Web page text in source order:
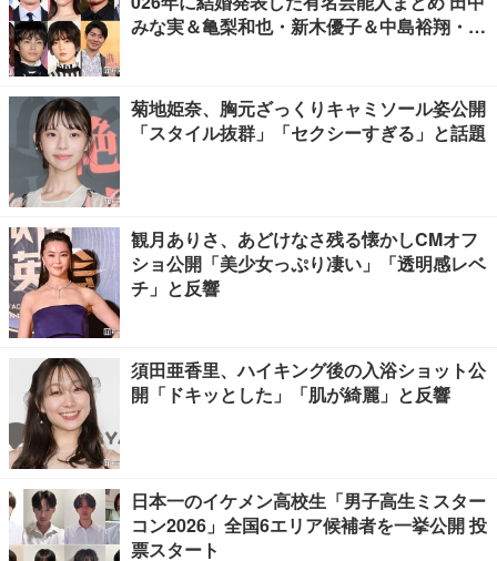
みな実＆亀梨和也・新木優子＆中島裕翔・川
菊地姫奈、胸元ざっくりキャミソール姿公開
「スタイル抜群」「セクシーすぎる」と話題
観月ありさ、あどけなさ残る懐かしCMオフ
ショ公開「美少女っぷり凄い」「透明感レベ
チ」と反響
須田亜香里、ハイキング後の入浴ショット公
開「ドキッとした」「肌が綺麗」と反響
日本一のイケメン高校生「男子高生ミスター
コン2026」全国6エリア候補者を一挙公開 投
票スタート